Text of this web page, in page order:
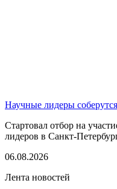
Научные лидеры
Стартовал отбор на
лидеров в Санкт-
06.08.2026
Лента новостей